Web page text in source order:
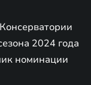
2024 года
номинации